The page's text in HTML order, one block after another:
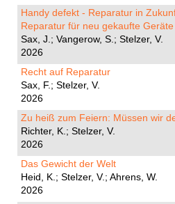
Handy defekt - Reparatur in
Reparatur für neu gekaufte
Sax, J.; Vangerow, S.; Stelzer, V.
2026
Recht auf Reparatur
Sax, F.; Stelzer, V.
2026
Zu heiß zum Feiern: Müssen wir
Richter, K.; Stelzer, V.
2026
Das Gewicht der Welt
Heid, K.; Stelzer, V.; Ahrens, W.
2026